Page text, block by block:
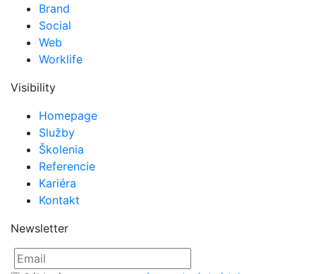
Brand
Social
Web
Worklife
Visibility
Homepage
Služby
Školenia
Referencie
Kariéra
Kontakt
Newsletter